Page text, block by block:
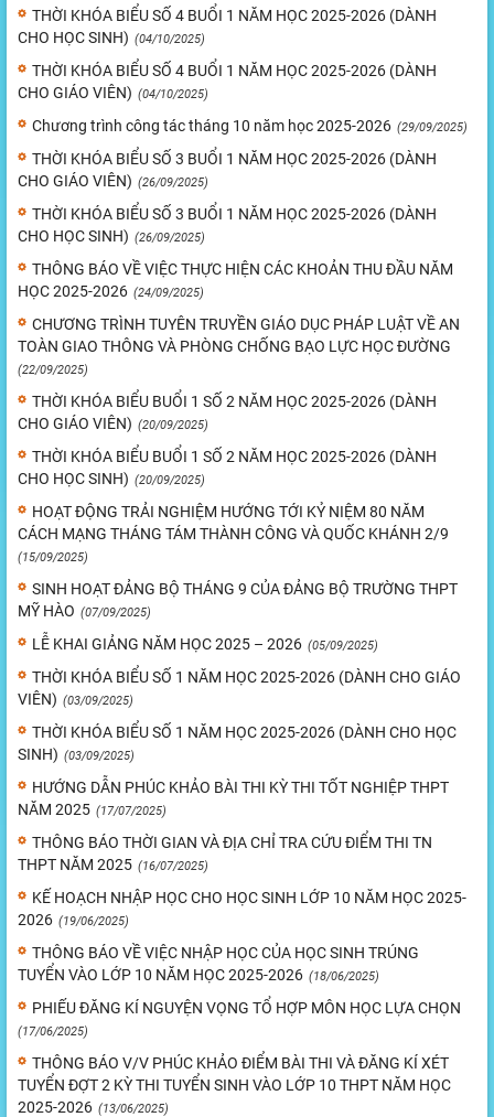
THỜI KHÓA BIỂU SỐ 4 BUỔI 1 NĂM HỌC 2025-2026 (DÀNH
CHO HỌC SINH) (04/10/2025)
THỜI KHÓA BIỂU SỐ 4 BUỔI 1 NĂM HỌC 2025-2026 (DÀNH
CHO GIÁO VIÊN) (04/10/2025)
Chương trình công tác tháng 10 năm học 2025-2026 (29/09/2025)
THỜI KHÓA BIỂU SỐ 3 BUỔI 1 NĂM HỌC 2025-2026 (DÀNH
CHO GIÁO VIÊN) (26/09/2025)
THỜI KHÓA BIỂU SỐ 3 BUỔI 1 NĂM HỌC 2025-2026 (DÀNH
CHO HỌC SINH) (26/09/2025)
THÔNG BÁO VỀ VIỆC THỰC HIỆN CÁC KHOẢN THU ĐẦU NĂM
HỌC 2025-2026 (24/09/2025)
CHƯƠNG TRÌNH TUYÊN TRUYỀN GIÁO DỤC PHÁP LUẬT VỀ AN
TOÀN GIAO THÔNG VÀ PHÒNG CHỐNG BẠO LỰC HỌC ĐƯỜNG
(22/09/2025)
THỜI KHÓA BIỂU BUỔI 1 SỐ 2 NĂM HỌC 2025-2026 (DÀNH
CHO GIÁO VIÊN) (20/09/2025)
THỜI KHÓA BIỂU BUỔI 1 SỐ 2 NĂM HỌC 2025-2026 (DÀNH
CHO HỌC SINH) (20/09/2025)
HOẠT ĐỘNG TRẢI NGHIỆM HƯỚNG TỚI KỶ NIỆM 80 NĂM
CÁCH MẠNG THÁNG TÁM THÀNH CÔNG VÀ QUỐC KHÁNH 2/9
(15/09/2025)
SINH HOẠT ĐẢNG BỘ THÁNG 9 CỦA ĐẢNG BỘ TRƯỜNG THPT
MỸ HÀO (07/09/2025)
LỄ KHAI GIẢNG NĂM HỌC 2025 – 2026 (05/09/2025)
THỜI KHÓA BIỂU SỐ 1 NĂM HỌC 2025-2026 (DÀNH CHO GIÁO
VIÊN) (03/09/2025)
THỜI KHÓA BIỂU SỐ 1 NĂM HỌC 2025-2026 (DÀNH CHO HỌC
SINH) (03/09/2025)
HƯỚNG DẪN PHÚC KHẢO BÀI THI KỲ THI TỐT NGHIỆP THPT
NĂM 2025 (17/07/2025)
THÔNG BÁO THỜI GIAN VÀ ĐỊA CHỈ TRA CỨU ĐIỂM THI TN
THPT NĂM 2025 (16/07/2025)
KẾ HOẠCH NHẬP HỌC CHO HỌC SINH LỚP 10 NĂM HỌC 2025-
2026 (19/06/2025)
THÔNG BÁO VỀ VIỆC NHẬP HỌC CỦA HỌC SINH TRÚNG
TUYỂN VÀO LỚP 10 NĂM HỌC 2025-2026 (18/06/2025)
PHIẾU ĐĂNG KÍ NGUYỆN VỌNG TỔ HỢP MÔN HỌC LỰA CHỌN
(17/06/2025)
THÔNG BÁO V/V PHÚC KHẢO ĐIỂM BÀI THI VÀ ĐĂNG KÍ XÉT
TUYỂN ĐỢT 2 KỲ THI TUYỂN SINH VÀO LỚP 10 THPT NĂM HỌC
2025-2026 (13/06/2025)